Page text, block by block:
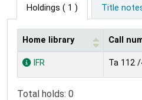
Holdings ( 1 ) Title
Holdings
Home library Call
IFR Ta 112
Total holds: 0